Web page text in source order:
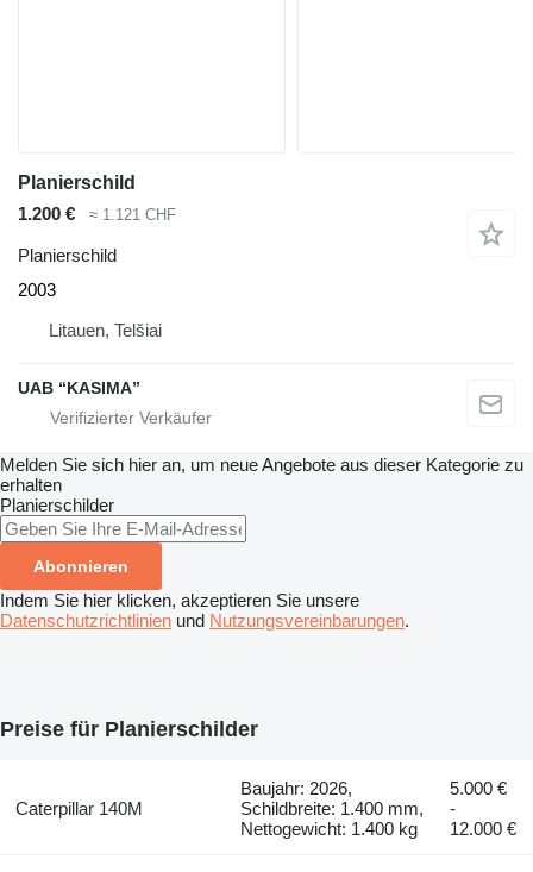
Planierschild
1.200 €
≈ 1.121 CHF
Planierschild
2003
Litauen, Telšiai
UAB “KASIMA”
Melden Sie sich hier an, um neue Angebote aus dieser Kategorie zu
erhalten
Planierschilder
Abonnieren
Indem Sie hier klicken, akzeptieren Sie unsere
Datenschutzrichtlinien und Nutzungsvereinbarungen.
Preise für Planierschilder
Caterpillar 140M
Baujahr: 2026,
Schildbreite: 1.400 mm,
Nettogewicht: 1.400 kg
5.000 €
-
12.000 €